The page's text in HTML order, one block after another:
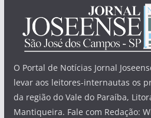
O Portal de Notícias Jornal
levar aos leitores-internautas os
da região do Vale do Paraíba,
Mantiqueira. Fale com Redação: